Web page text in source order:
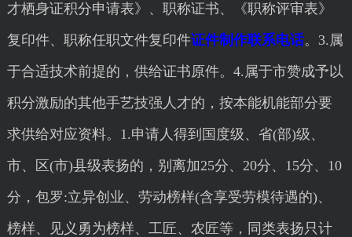
才栖身证积分申请表》、职称证书、《职称评审表》
复印件、职称任职文件复印件证件制作联系电话。3.属
于合适技术前提的，供给证书原件。4.属于市赞成予以
积分激励的其他手艺技强人才的，按本能机能部分要
求供给对应资料。1.申请人得到国度级、省(部)级、
市、区(市)县级表扬的，别离加25分、20分、15分、10
分，包罗:立异创业、劳动榜样(含享受劳模待遇的)、
榜样、见义勇为榜样、工匠、农匠等，同类表扬只计